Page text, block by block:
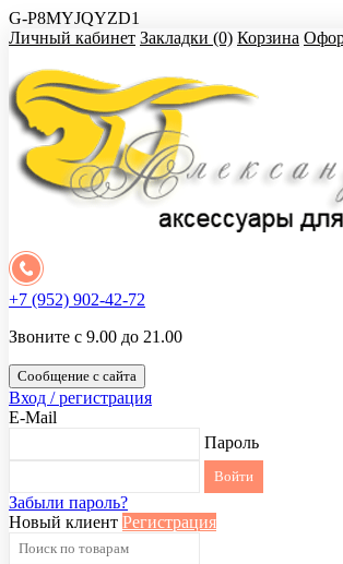
G-P8MYJQYZD1
Личный кабинет Закладки (0) Корзина
+7 (952) 902-42-72
Звоните с 9.00 до 21.00
Сообщение с сайта
Вход / регистрация
E-Mail
Пароль
Забыли пароль?
Новый клиент Регистрация